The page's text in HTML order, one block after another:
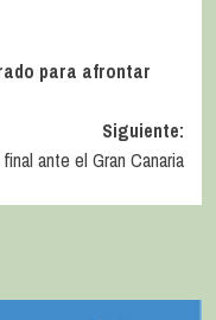
para afrontar
Siguiente:
ante el Gran Canaria